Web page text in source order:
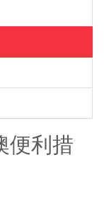
便利措